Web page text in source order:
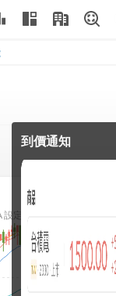
2548 短
更強大的
到價通知
設定